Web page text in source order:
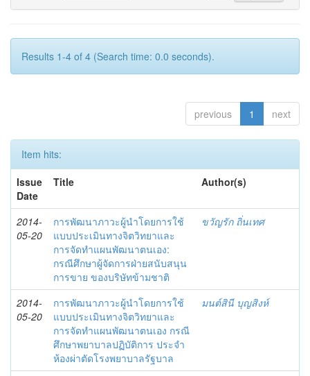
Results 1-4 of 4 (Search time: 0.0 seconds).
previous 1 next
Item hits:
Issue
Date
Title Author(s)
2014-
05-20
การพัฒนาภาวะผู้นำโดยการใช้
แบบประเมินทางจิตวิทยาและ
การจัดทำแผนพัฒนาตนเอง:
กรณีศึกษาผู้จัดการฝ่ายสนับสนุน
การขาย ของบริษัทข้ามชาติ
ขวัญรัก ถิ่นเทศ
2014-
05-20
การพัฒนาภาวะผู้นำโดยการใช้
แบบประเมินทางจิตวิทยาและ
การจัดทำแผนพัฒนาตนเอง กรณี
ศึกษาพยาบาลปฏิบัติการ ประจำ
ห้องผ่าตัดโรงพยาบาลรัฐบาล
มนต์สินี บุญสิงห์